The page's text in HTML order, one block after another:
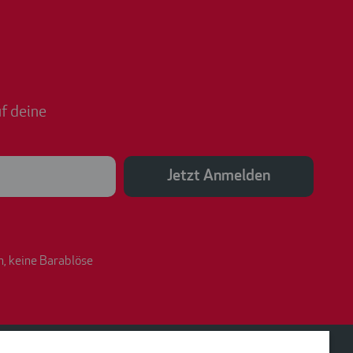
deine
Jetzt Anmelden
keine Barablöse